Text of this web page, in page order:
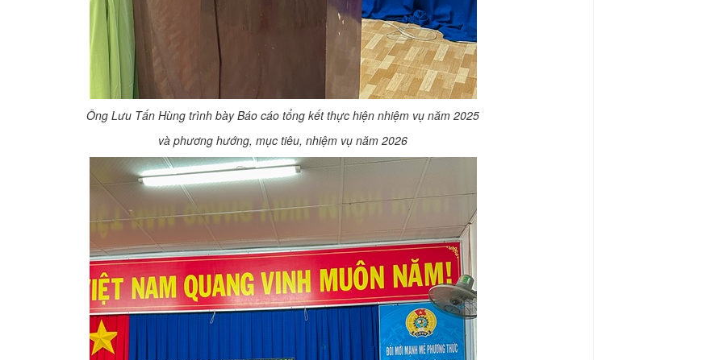
Ông Lưu Tấn Hùng trình bày Báo cáo tổng kết thực hiện nhiệm vụ năm 2025
và phương hướng, mục tiêu, nhiệm vụ năm 2026